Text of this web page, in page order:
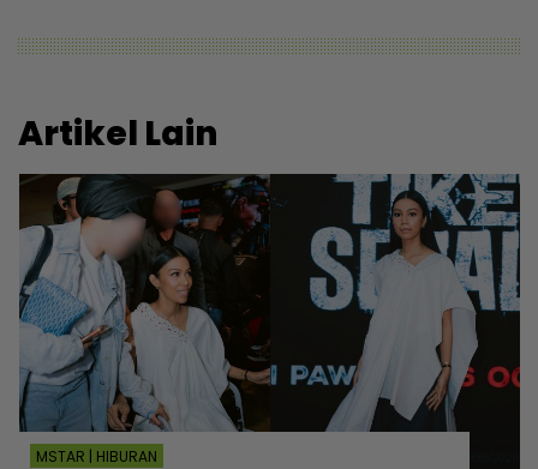
Artikel Lain
MSTAR | HIBURAN